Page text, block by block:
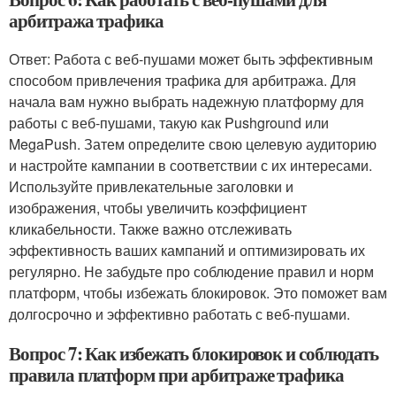
арбитража трафика
Ответ: Работа с веб-пушами может быть эффективным
способом привлечения трафика для арбитража. Для
начала вам нужно выбрать надежную платформу для
работы с веб-пушами, такую как Pushground или
MegaPush. Затем определите свою целевую аудиторию
и настройте кампании в соответствии с их интересами.
Используйте привлекательные заголовки и
изображения, чтобы увеличить коэффициент
кликабельности. Также важно отслеживать
эффективность ваших кампаний и оптимизировать их
регулярно. Не забудьте про соблюдение правил и норм
платформ, чтобы избежать блокировок. Это поможет вам
долгосрочно и эффективно работать с веб-пушами.
Вопрос 7: Как избежать блокировок и соблюдать
правила платформ при арбитраже трафика